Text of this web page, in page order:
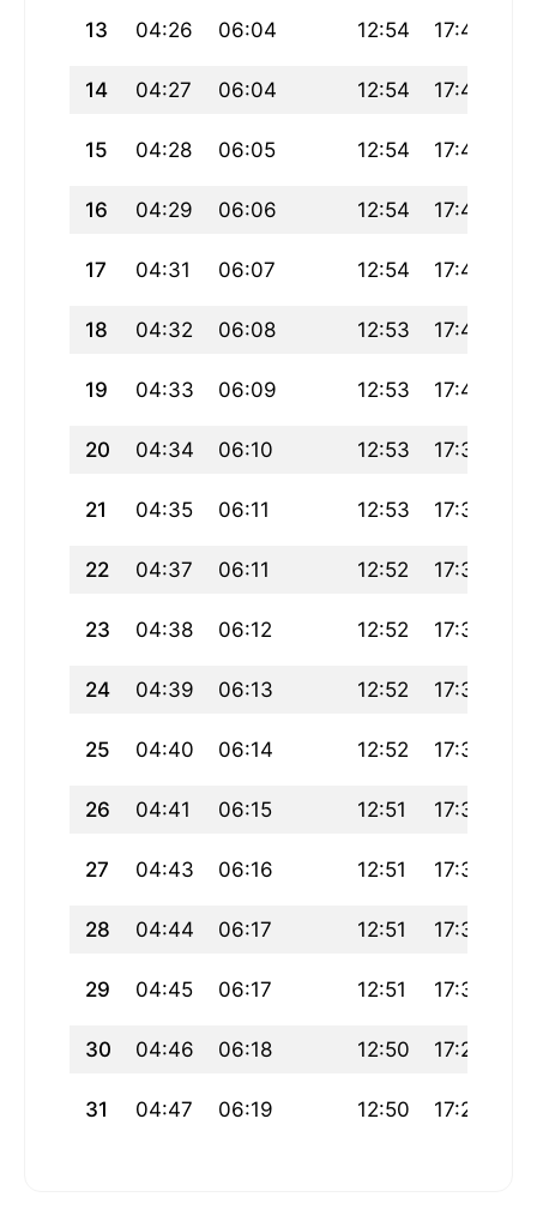
13 04:26 06:04 12:54 17:45
14 04:27 06:04 12:54 17:45
15 04:28 06:05 12:54 17:44
16 04:29 06:06 12:54 17:43
17 04:31 06:07 12:54 17:42
18 04:32 06:08 12:53 17:41
19 04:33 06:09 12:53 17:40
20 04:34 06:10 12:53 17:39
21 04:35 06:11 12:53 17:38
22 04:37 06:11 12:52 17:37
23 04:38 06:12 12:52 17:36
24 04:39 06:13 12:52 17:35
25 04:40 06:14 12:52 17:34
26 04:41 06:15 12:51 17:33
27 04:43 06:16 12:51 17:32
28 04:44 06:17 12:51 17:31
29 04:45 06:17 12:51 17:30
30 04:46 06:18 12:50 17:29
31 04:47 06:19 12:50 17:28